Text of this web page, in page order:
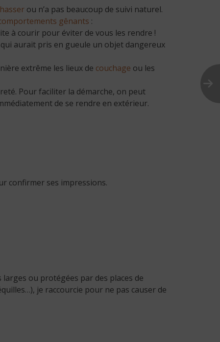
ou n’a pas beaucoup de suivi naturel.
gênants :
à courir pour éviter de vous les rendre !
aurait pris en gueule un objet dangereux
extrême les lieux de couchage ou les
Pour faciliter la démarche, on peut
de se rendre en extérieur.
confirmer ses impressions.
ou protégées par des places de
je raccourcie pour ne pas causer de